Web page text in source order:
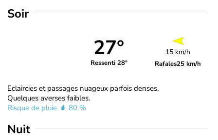
Soir
27°
Ressenti 28°
15 km/h
Rafales25 km/h
Eclaircies et passages nuageux parfois denses.
Quelques averses faibles.
Risque de pluie
80 %
Nuit